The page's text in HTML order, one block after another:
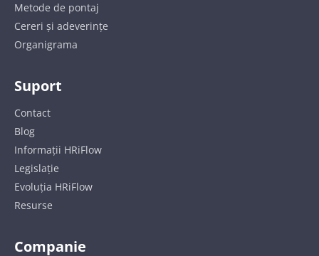
Metode de pontaj
Cereri și adeverințe
Organigrama
Suport
Contact
Blog
Informații HRiFlow
Legislație
Evoluția HRiFlow
Resurse
Companie